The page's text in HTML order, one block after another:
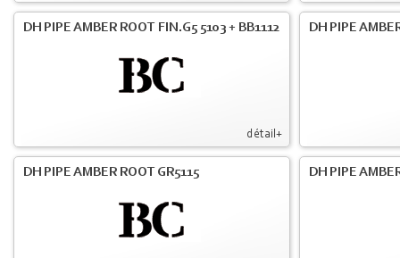
détail+
DH PIPE AMBER ROOT FIN.G5 5103 + BB1112 DH PIPE
DH PIPE AMBER ROOT GR5115 DH PIPE